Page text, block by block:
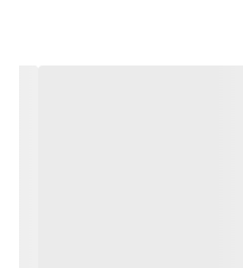
این کفش عسلی سایه دار می